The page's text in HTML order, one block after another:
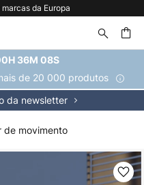
da Europa
36M 08S
de 20 000 produtos
da newsletter
de movimento